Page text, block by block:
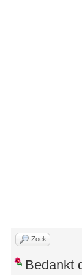
Zoek
Bedankt